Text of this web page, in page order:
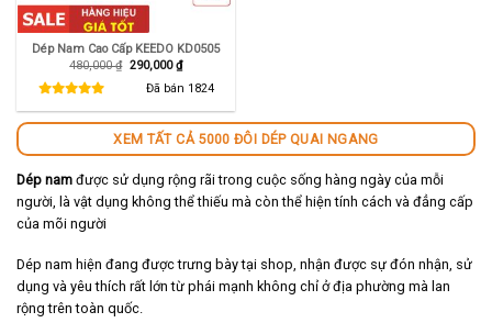
Dép Nam Cao Cấp KEEDO KD0505
480,000₫ Giá
480,000 ₫.
290,000₫Giá
hiện
tại
là:
Đã bán 1824
XEM TẤT CẢ 5000 ĐÔI DÉP QUAI NGANG
Dép nam được sử dụng rộng rãi trong cuộc sống hàng ngày của mỗi
người, là vật dụng không thể thiếu mà còn thể hiện tính cách và đẳng cấp
của mõi người
Dép nam hiện đang được trưng bày tại shop, nhận được sự đón nhận, sử
dụng và yêu thích rất lớn từ phái mạnh không chỉ ở địa phường mà lan
rộng trên toàn quốc.